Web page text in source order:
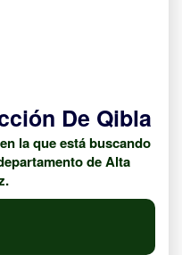
De Qibla
la que está buscando
de Alta